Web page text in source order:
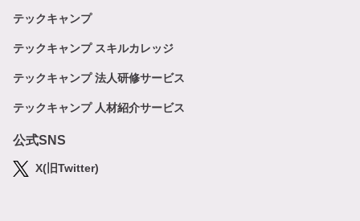
テックキャンプ
テックキャンプ スキルカレッジ
テックキャンプ 法人研修サービス
テックキャンプ 人材紹介サービス
公式SNS
X(旧Twitter)